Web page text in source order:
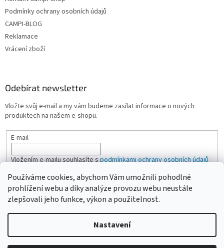
Používáme cookies, abychom Vám umožnili pohodlné
prohlížení webu a díky analýze provozu webu neustále
zlepšovali jeho funkce, výkon a použitelnost.
Nastavení
Podmínky ochrany osobních údajů
CAMPI-BLOG
Reklamace
Vrácení zboží
Odebírat newsletter
Vložte svůj e-mail a my vám budeme zasílat informace o nových
produktech na našem e-shopu.
E-mail
Vložením e-mailu souhlasíte spodmínkami ochrany osobních údajů
PŘIHLÁSIT SE
Vytvořil Shoptet